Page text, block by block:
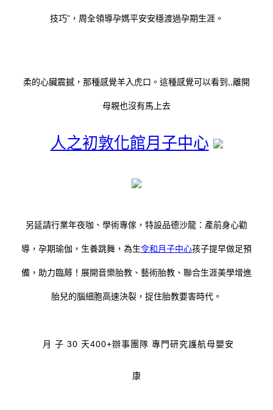
技巧”，周全領導孕媽平安安穩渡過孕期生涯。
柔的心臟震撼，那種感覺羊入虎口。這種感覺可以看到,,離開
母親也沒有馬上去
人之初敦化館月子中心
另延請行業年夜咖、學術專傢，特設品德沙龍：產前身心勸
導，孕期瑜伽，生養跳舞，為生令和月子中心孩子提早做足預
備，助力臨蓐！展開音樂胎教、藝術胎教、聯合生涯美學增進
胎兒的腦細胞高速決裂，捉住胎教要害時代。
月 子 30 天400+辦事團隊 專門研究護航母嬰安
康